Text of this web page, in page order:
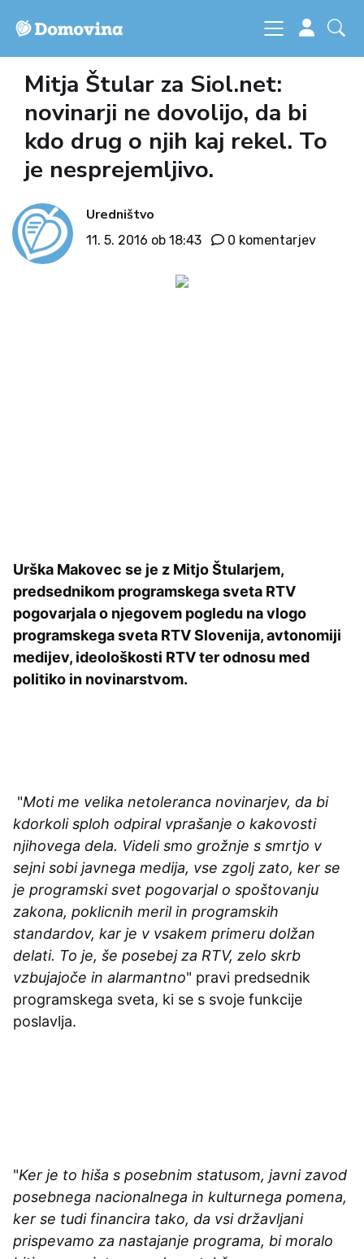
Mitja Štular za Siol.net:
novinarji ne dovolijo, da bi
kdo drug o njih kaj rekel. To
je nesprejemljivo.
Uredništvo
11. 5. 2016 ob 18:43 0 komentarjev
Urška Makovec se je z Mitjo Štularjem,
predsednikom programskega sveta RTV
pogovarjala o njegovem pogledu na vlogo
programskega sveta RTV Slovenija, avtonomiji
medijev, ideološkosti RTV ter odnosu med
politiko in novinarstvom.
"Moti me velika netoleranca novinarjev, da bi
kdorkoli sploh odpiral vprašanje o kakovosti
njihovega dela. Videli smo grožnje s smrtjo v
sejni sobi javnega medija, vse zgolj zato, ker se
je programski svet pogovarjal o spoštovanju
zakona, poklicnih meril in programskih
standardov, kar je v vsakem primeru dolžan
delati. To je, še posebej za RTV, zelo skrb
vzbujajoče in alarmantno" pravi predsednik
programskega sveta, ki se s svoje funkcije
poslavlja.
"Ker je to hiša s posebnim statusom, javni zavod
posebnega nacionalnega in kulturnega pomena,
ker se tudi financira tako, da vsi državljani
prispevamo za nastajanje programa, bi moralo